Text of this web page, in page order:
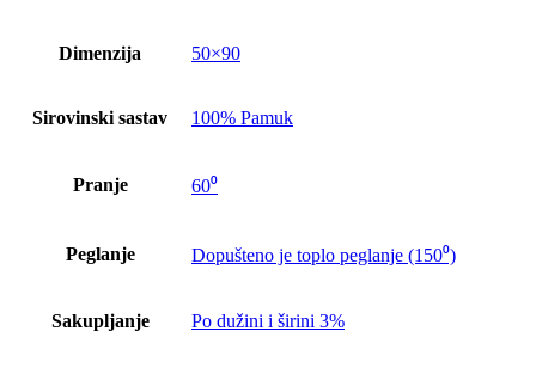
Dimenzija 50×90
Sirovinski sastav 100% Pamuk
Pranje 60⁰
Peglanje Dopušteno je toplo peglanje (150⁰)
Sakupljanje Po dužini i širini 3%